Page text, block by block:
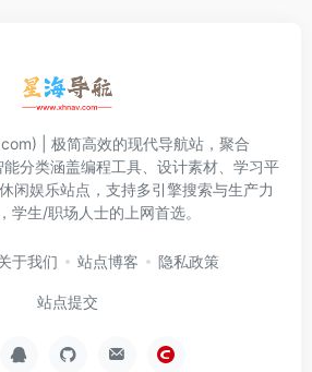
| 极简高效的现代导航站，聚合
分类涵盖编程工具、设计素材、学习平
闲娱乐站点，支持多引擎搜索与生产力
学生/职场人士的上网首选。
于我们 站点博客 隐私政策
站点提交